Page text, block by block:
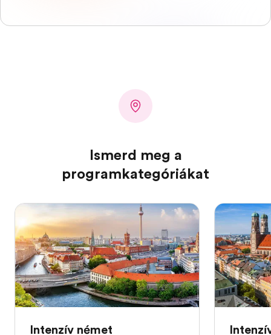
Ismerd meg a
programkategóriákat
Intenzív német